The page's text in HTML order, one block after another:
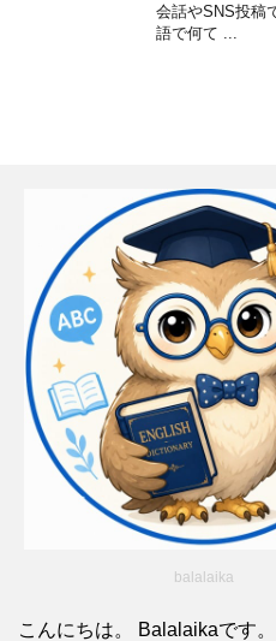
会話やSNS投稿
語で何て ...
balalaika
こんにちは。 Balalaikaです。